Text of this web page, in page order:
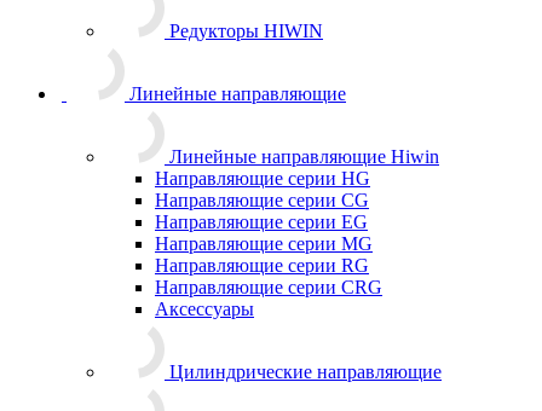
Редукторы HIWIN
Линейные направляющие
Линейные направляющие Hiwin
Направляющие серии HG
Направляющие серии CG
Направляющие серии EG
Направляющие серии MG
Направляющие серии RG
Направляющие серии CRG
Аксессуары
Цилиндрические направляющие